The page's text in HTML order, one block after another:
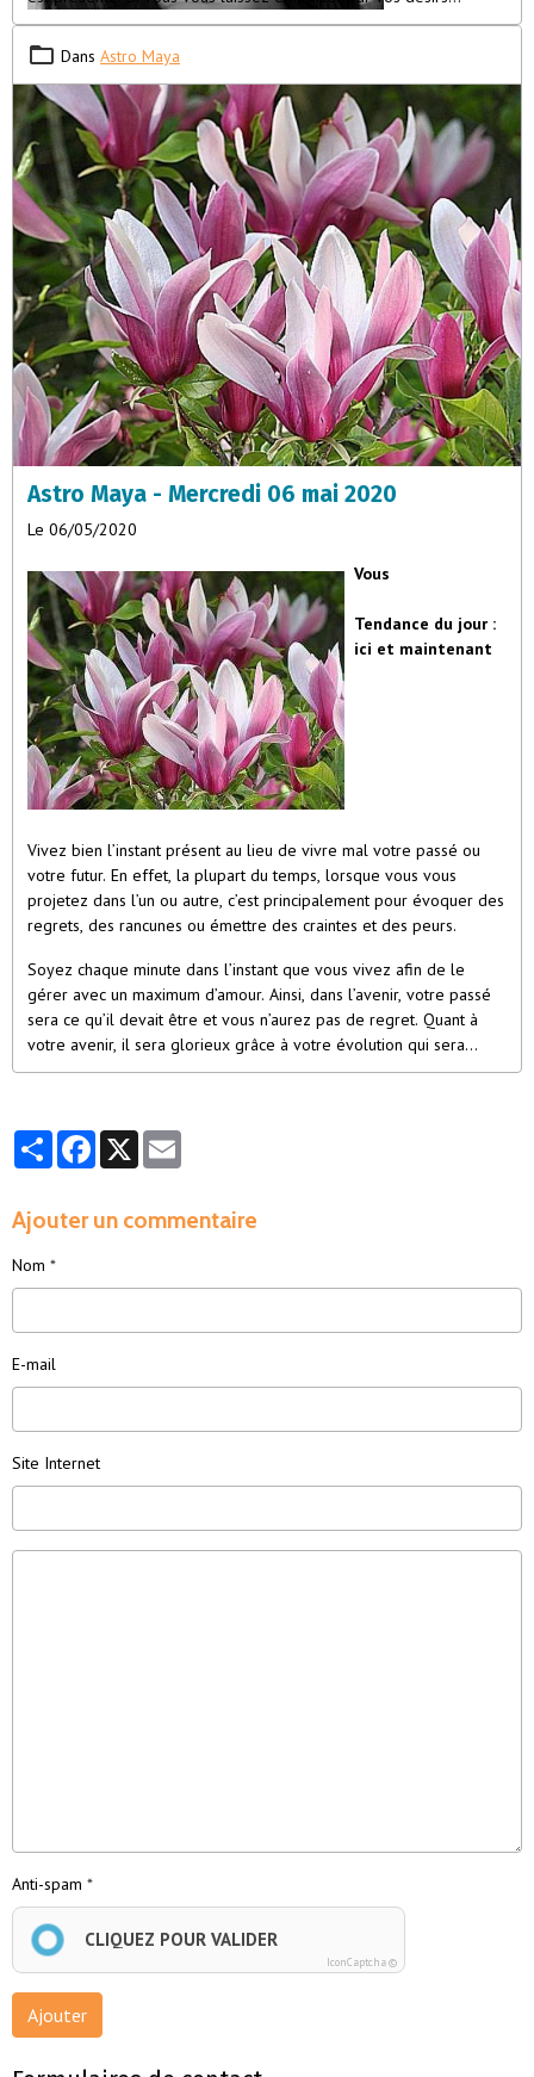
personnels, vous saurez que vous cherchez à flatter votre ego.
Vous vous dirigerez alors dans le domaine de l’illusion car votre
état émotionnel vous cachera la réalité. Mieux vaut faire taire vos
passions et écouter votre voix intérieure. Vous détenez la sagesse
mais elle est trop souvent étouffée par vos désirs.
Dans Astro Maya
Astro Maya - Mercredi 06 mai 2020
Le 06/05/2020
Vous
Tendance du jour :
ici et maintenant
Vivez bien l’instant présent au lieu de vivre mal votre passé ou
votre futur. En effet, la plupart du temps, lorsque vous vous
projetez dans l’un ou autre, c’est principalement pour évoquer des
regrets, des rancunes ou émettre des craintes et des peurs.
Soyez chaque minute dans l’instant que vous vivez afin de le
gérer avec un maximum d’amour. Ainsi, dans l’avenir, votre passé
sera ce qu’il devait être et vous n’aurez pas de regret. Quant à
votre avenir, il sera glorieux grâce à votre évolution qui sera
constante.
PartagerFacebook
X
Ajouter un commentaire
Nom
E-mail
Site Internet
Anti-spam
CLIQUEZ POUR VALIDER
IconCaptcha ©
Ajouter